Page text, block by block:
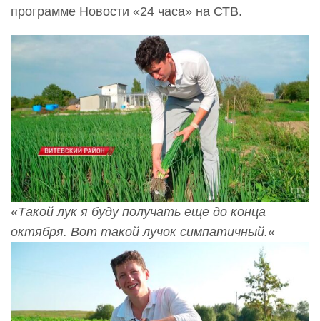
программе Новости «24 часа» на СТВ.
«Такой лук я буду получать еще до конца
октября. Вот такой лучок симпатичный.«